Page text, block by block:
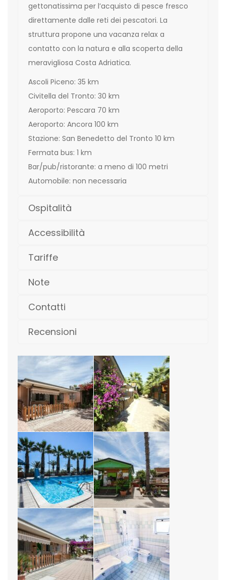
gettonatissima per l’acquisto di pesce fresco
direttamente dalle reti dei pescatori. La
struttura propone una vacanza relax a
contatto con la natura e alla scoperta della
meravigliosa Costa Adriatica.
Ascoli Piceno: 35 km
Civitella del Tronto: 30 km
Aeroporto: Pescara 70 km
Aeroporto: Ancora 100 km
Stazione: San Benedetto del Tronto 10 km
Fermata bus: 1 km
Bar/pub/ristorante: a meno di 100 metri
Automobile: non necessaria
Ospitalità
Accessibilità
Tariffe
Note
Contatti
Recensioni